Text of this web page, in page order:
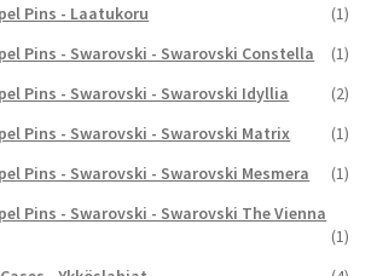
Pins - Laatukoru
(1)
Pins - Swarovski - Swarovski Constella
(1)
Pins - Swarovski - Swarovski Idyllia
(2)
Pins - Swarovski - Swarovski Matrix
(1)
Pins - Swarovski - Swarovski Mesmera
(1)
Pins - Swarovski - Swarovski The Vienna
(1)